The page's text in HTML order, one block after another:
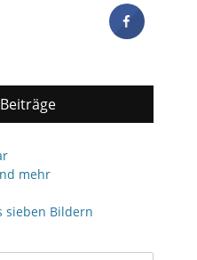
mehr
sieben Bildern